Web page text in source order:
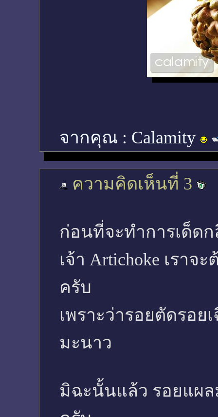
จากคุณ : Calamity
ความคิดเห็นที่ 3
ก่อนที่จะทำการเด็ด
เจ้า Artichoke เรา
ครับ
เพราะว่ารอยตัดรอ
มะนาว
มิฉะนั้นแล้ว รอยแผ